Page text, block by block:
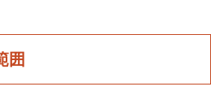
囲